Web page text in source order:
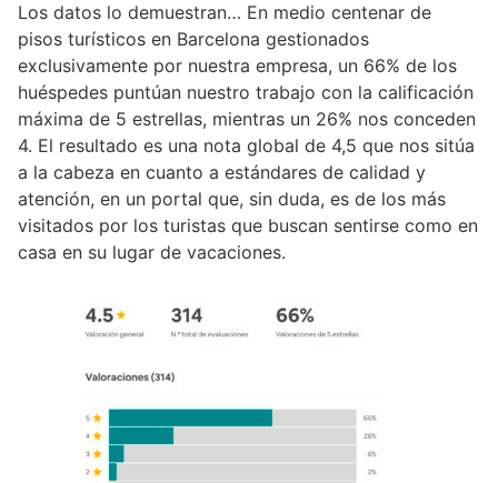
Los datos lo demuestran… En medio centenar de
pisos turísticos en Barcelona gestionados
exclusivamente por nuestra empresa, un 66% de los
huéspedes puntúan nuestro trabajo con la calificación
máxima de 5 estrellas, mientras un 26% nos conceden
4. El resultado es una nota global de 4,5 que nos sitúa
a la cabeza en cuanto a estándares de calidad y
atención, en un portal que, sin duda, es de los más
visitados por los turistas que buscan sentirse como en
casa en su lugar de vacaciones.